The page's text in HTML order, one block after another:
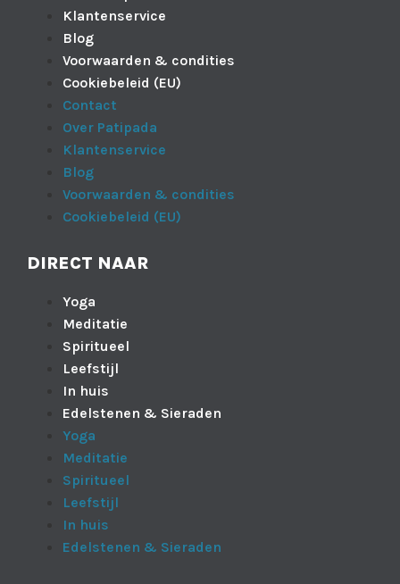
Klantenservice
Blog
Voorwaarden & condities
Cookiebeleid (EU)
Contact
Over Patipada
Klantenservice
Blog
Voorwaarden & condities
Cookiebeleid (EU)
DIRECT NAAR
Yoga
Meditatie
Spiritueel
Leefstijl
In huis
Edelstenen & Sieraden
Yoga
Meditatie
Spiritueel
Leefstijl
In huis
Edelstenen & Sieraden